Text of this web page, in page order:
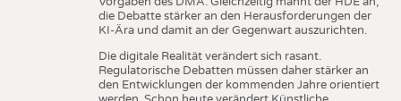
die Debatte stärker an den Herausforderungen der
KI-Ära und damit an der Gegenwart auszurichten.
Die digitale Realität verändert sich rasant.
Regulatorische Debatten müssen daher stärker an
den Entwicklungen der kommenden Jahre orientiert